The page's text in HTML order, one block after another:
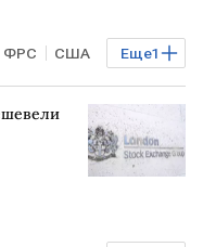
Еще1
ФРС США